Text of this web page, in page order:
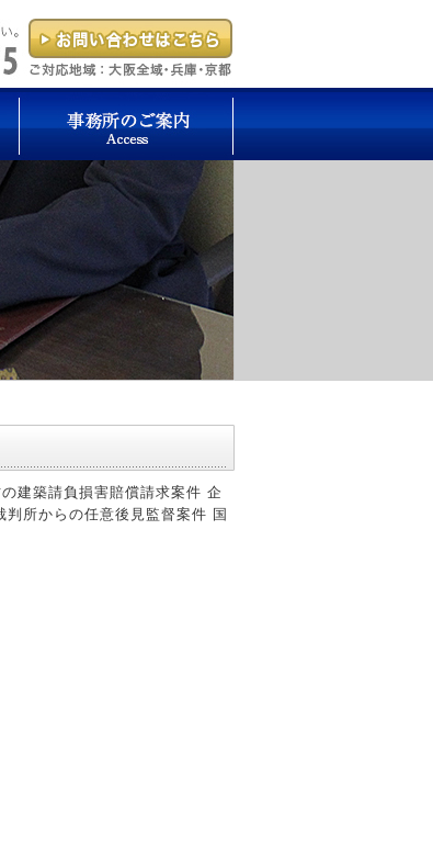
建築請負損害賠償請求案件 企
所からの任意後見監督案件 国